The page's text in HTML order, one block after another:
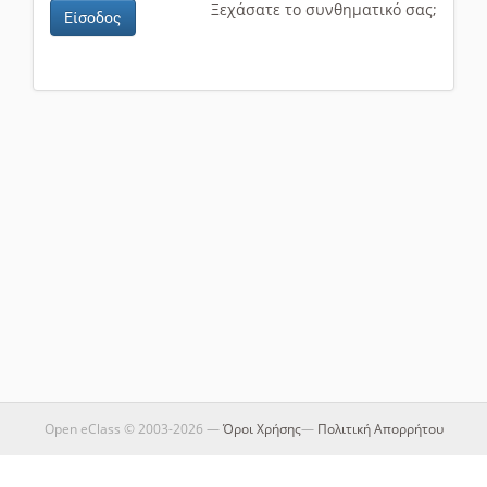
Είσοδος Ξεχάσατε το συνθηματικό σας;
Open eClass © 2003-2026 —Όροι Χρήσης— Πολιτική Απορρήτου